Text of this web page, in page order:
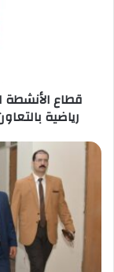
الشعبي
قطاع الأنشطة
رياضية
رئيس
جولة
تفقدية
لمتابعة
الأنتخابات